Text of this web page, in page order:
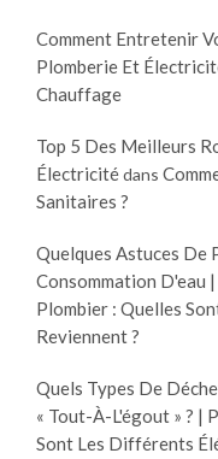
Comment Entretenir
Plomberie Et
Chauffage
Top 5 Des Meilleurs
Électricitédans
Sanitaires ?
Quelques Astuces De
Consommation D'eau
Plombier : Quelles
Reviennent ?
Quels Types De
« Tout-À-L'égout » ? |
Sont Les Différents